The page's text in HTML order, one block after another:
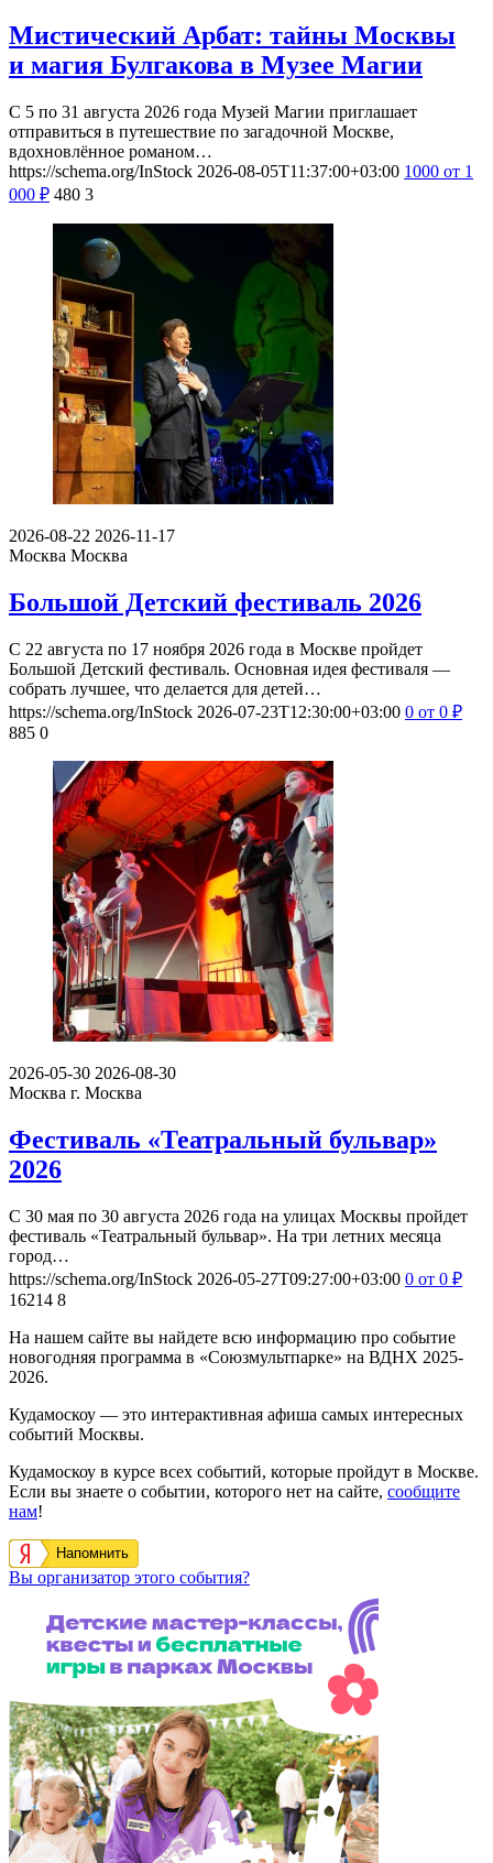
Мистический Арбат: тайны Москвы
и магия Булгакова в Музее Магии
С 5 по 31 августа 2026 года Музей Магии приглашает
отправиться в путешествие по загадочной Москве,
вдохновлённое романом…
https://schema.org/InStock 2026-08-05T11:37:00+03:00 1000 от 1
000 ₽ 480 3
2026-08-22 2026-11-17
Москва Москва
Большой Детский фестиваль 2026
С 22 августа по 17 ноября 2026 года в Москве пройдет
Большой Детский фестиваль. Основная идея фестиваля —
собрать лучшее, что делается для детей…
https://schema.org/InStock 2026-07-23T12:30:00+03:00 0 от 0 ₽
885 0
2026-05-30 2026-08-30
Москва г. Москва
Фестиваль «Театральный бульвар»
2026
С 30 мая по 30 августа 2026 года на улицах Москвы пройдет
фестиваль «Театральный бульвар». На три летних месяца
город…
https://schema.org/InStock 2026-05-27T09:27:00+03:00 0 от 0 ₽
16214 8
На нашем сайте вы найдете всю информацию про событие
новогодняя программа в «Союзмультпарке» на ВДНХ 2025-
2026.
Кудамоскоу — это интерактивная афиша самых интересных
событий Москвы.
Кудамоскоу в курсе всех событий, которые пройдут в Москве.
Если вы знаете о событии, которого нет на сайте, сообщите
нам!
Напомнить
Вы организатор этого события?